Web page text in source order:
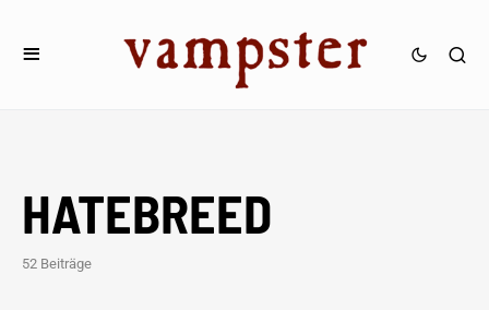
HATEBREED
52 Beiträge